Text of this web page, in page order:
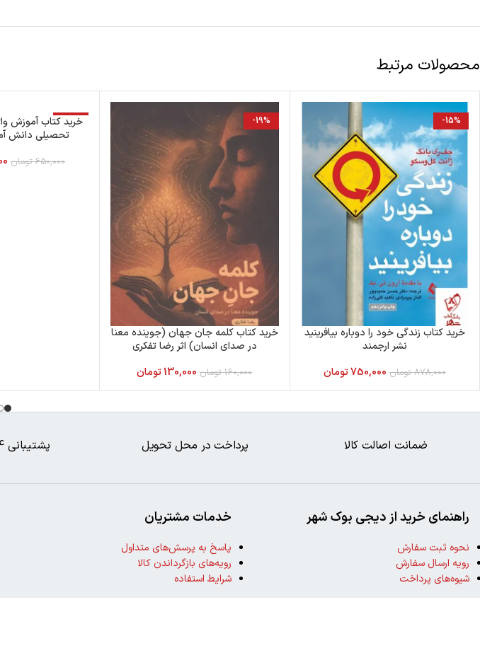
محصولات مرتبط
-15%
خرید کتاب زندگی خود را دوباره بیافرینید
نشر ارجمند
878,000 تومان 750,000تومان
-19%
خرید کتاب کلمه جان جهان (جوینده معنا
در صدای انسان) اثر رضا تفکری
160,000 تومان 130,000تومان
-13%
خرید کتاب آموزش
تحصیلی دانش
650,000 تومان
ضمانت اصالت کالا پرداخت در محل تحویل پشتیبانی 24 ساعته
خدمات مشتریان
پاسخ به پرسش‌های متداول
رویه‌های بازگرداندن کالا
شرایط استفاده
راهنمای خرید از دیجی بوک شهر
نحوه ثبت سفارش
رویه ارسال سفارش
شیوه‌های پرداخت